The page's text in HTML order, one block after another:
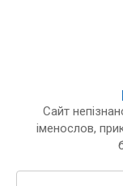
Сайт
іменослов,
Пошук: